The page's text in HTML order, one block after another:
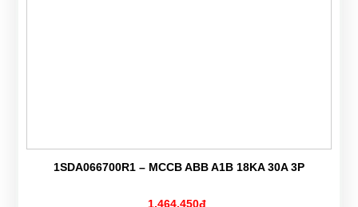
1SDA066700R1 – MCCB ABB A1B 18KA 30A 3P
1,464,450đ